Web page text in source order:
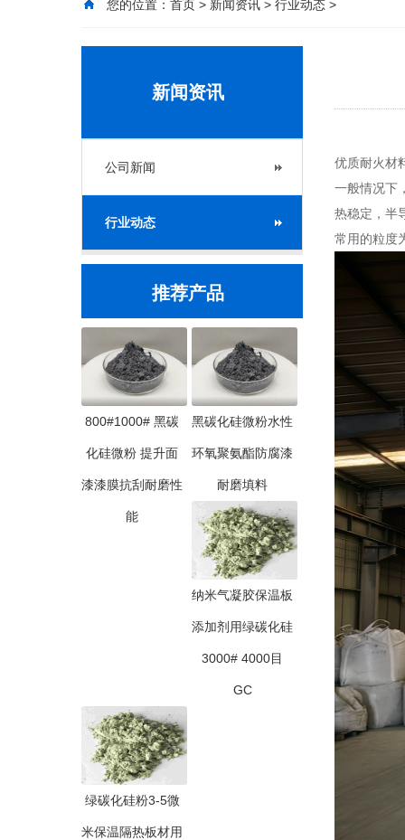
您的位置： 首页 > 新闻资讯 > 行业动态 >
新闻资讯
公司新闻
行业动态
推荐产品
800#1000# 黑碳
化硅微粉 提升面
漆漆膜抗刮耐磨性
能
黑碳化硅微粉水性
环氧聚氨酯防腐漆
耐磨填料
纳米气凝胶保温板
添加剂用绿碳化硅
3000# 4000目
GC
绿碳化硅粉3-5微
米保温隔热板材用
优质耐火材
一般情况下
热稳定，半
常用的粒度